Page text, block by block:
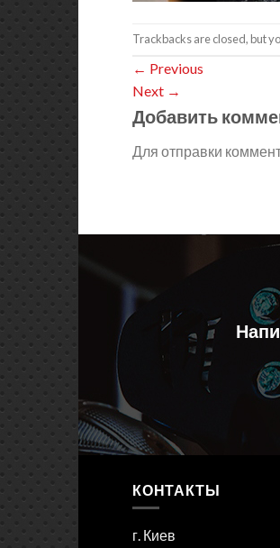
Trackbacks are closed, but
← Previous
Next →
Добавить
Для отправки
КОНТАКТЫ
г. Киев